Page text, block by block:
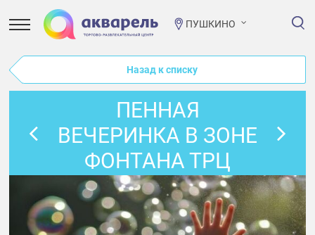
ПУШКИНО
Назад к списку
ПЕННАЯ
ВЕЧЕРИНКА В ЗОНЕ
ФОНТАНА ТРЦ
"АКВАРЕЛЬ"